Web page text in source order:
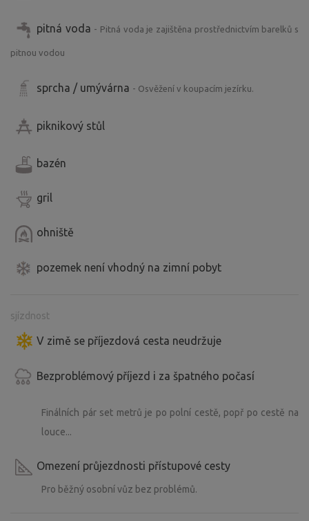
pitná voda - Pitná voda je zajištěna prostřednictvím barelků s
pitnou vodou
sprcha / umývárna - Osvěžení v koupacím jezírku.
piknikový stůl
bazén
gril
ohniště
pozemek není vhodný na zimní pobyt
sjízdnost
V zimě se příjezdová cesta neudržuje
Bezproblémový příjezd i za špatného počasí
Finálních pár set metrů je po polní cestě, popř po cestě na
louce...
Omezení průjezdnosti přístupové cesty
Pro běžný osobní vůz bez problémů.